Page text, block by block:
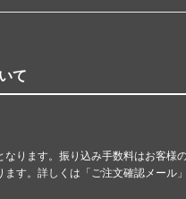
て
なります。振り込み手数料はお客様
す。詳しくは「ご注文確認メール